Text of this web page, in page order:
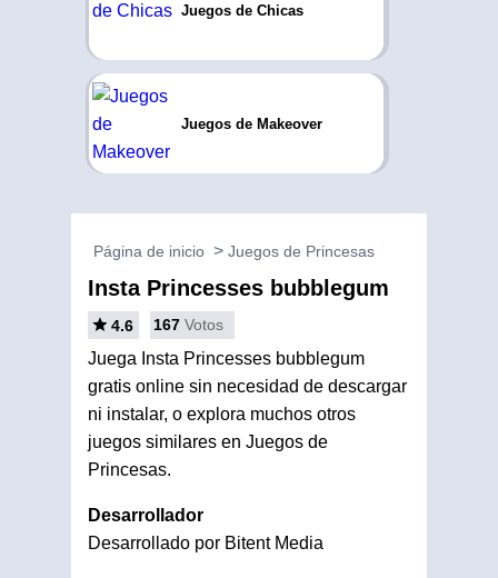
Juegos de Chicas
Juegos de Makeover
Página de inicio Juegos de Princesas
Insta Princesses bubblegum
4.6 167 Votos
Juega Insta Princesses bubblegum
gratis online sin necesidad de descargar
ni instalar, o explora muchos otros
juegos similares en Juegos de
Princesas.
Desarrollador
Desarrollado por Bitent Media